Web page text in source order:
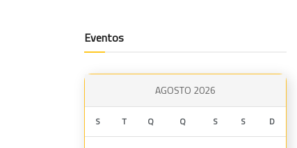
Eventos
AGOSTO 2026
S T Q Q S S D